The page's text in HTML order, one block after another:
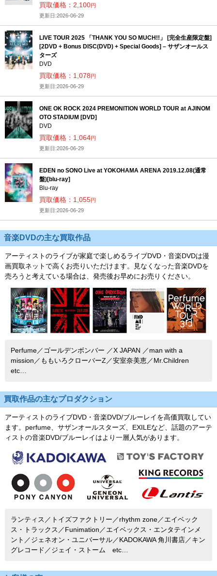
買取価格：2,100円
更新日:2026-06-29
LIVE TOUR 2025 「THANK YOU SO MUCH!!」 [完全生産限定盤]
[2DVD + Bonus DISC(DVD) + Special Goods] – サザンオールス
ターズ
DVD
買取価格：1,078円
更新日:2026-06-29
ONE OK ROCK 2024 PREMONITION WORLD TOUR at AJINOM
OTO STADIUM [DVD]
DVD
買取価格：1,064円
更新日:2026-06-29
EDEN no SONO Live at YOKOHAMA ARENA 2019.12.08(通常
盤)[blu-ray]
Blu-ray
買取価格：1,055円
更新日:2026-06-29
音楽DVDの主な買取作品
アーティストのライブが家庭で楽しめるライブDVD・音楽DVDは漫
画買取ネットで高くお売りいただけます。見なくなった音楽DVDを
売ろうと考えている場合は、発売後お早めにお売りください。
Perfume／ゴールデンボンバー ／X JAPAN ／man with a
mission／ももいろクローバーZ／安室奈美恵／Mr.Children
etc…
買取作品の主なプロダクション
アーティストのライブDVD・音楽DVD/ブルーレイを高価買取してい
ます。perfume、サザンオールスターズ、EXILEなど、話題のアーテ
ィストの音楽DVD/ブルーレイはより一層人気があります。
ランティス／トイズファクトリー／rhythm zone／エイベック
ス・トラックス／Funimation／エイベックス・エンタテインメ
ント／ジェネオン・ユニバーサル／KADOKAWA 角川書店／キン
グレコード／ジェイ・ストーム etc…